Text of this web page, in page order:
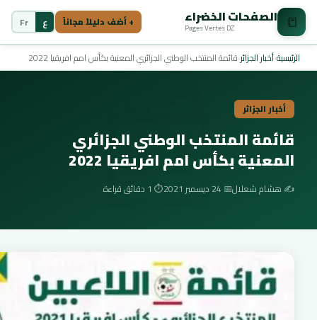
📒 الصفحات الخضراء
Pages Vertes DZ + أضف دليلاً مجاناً ع Fr
الرئيسية›أخبار الجزائر›قائمة المنتخب الوطني الجزائري المعنية بكأس امم افريقيا 2022
📰 أخبار الجزائر
قائمة المنتخب الوطني الجزائري
المعنية بكأس امم افريقيا 2022
✍️ هشام شعلال📅 24 ديسمبر 2021 ⏱️ 1 دقائق قراءة